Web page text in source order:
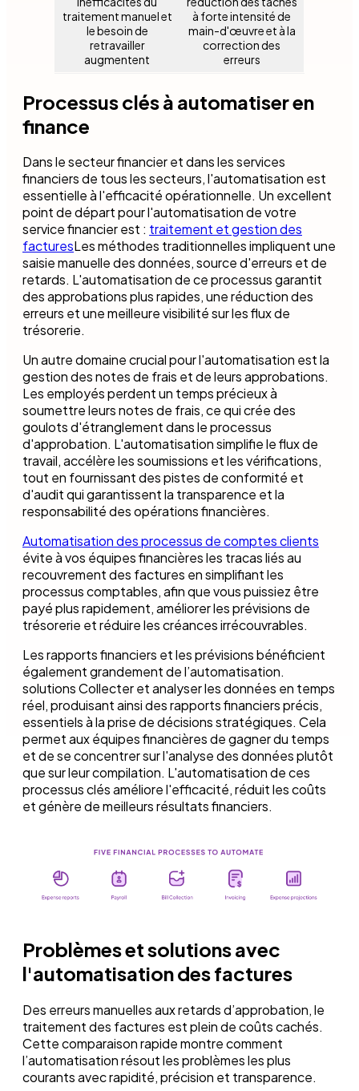
traitement manuel et
le besoin de
retravailler
augmentent
à forte intensité de
main-d'œuvre et à la
correction des
erreurs
Processus clés à automatiser en
finance
Dans le secteur financier et dans les services
financiers de tous les secteurs, l'automatisation est
essentielle à l'efficacité opérationnelle. Un excellent
point de départ pour l'automatisation de votre
service financier est : traitement et gestion des
facturesLes méthodes traditionnelles impliquent une
saisie manuelle des données, source d'erreurs et de
retards. L'automatisation de ce processus garantit
des approbations plus rapides, une réduction des
erreurs et une meilleure visibilité sur les flux de
trésorerie.
Un autre domaine crucial pour l'automatisation est la
gestion des notes de frais et de leurs approbations.
Les employés perdent un temps précieux à
soumettre leurs notes de frais, ce qui crée des
goulots d'étranglement dans le processus
d'approbation. L'automatisation simplifie le flux de
travail, accélère les soumissions et les vérifications,
tout en fournissant des pistes de conformité et
d'audit qui garantissent la transparence et la
responsabilité des opérations financières.
Automatisation des processus de comptes clients
évite à vos équipes financières les tracas liés au
recouvrement des factures en simplifiant les
processus comptables, afin que vous puissiez être
payé plus rapidement, améliorer les prévisions de
trésorerie et réduire les créances irrécouvrables.
Les rapports financiers et les prévisions bénéficient
également grandement de l’automatisation.
solutions Collecter et analyser les données en temps
réel, produisant ainsi des rapports financiers précis,
essentiels à la prise de décisions stratégiques. Cela
permet aux équipes financières de gagner du temps
et de se concentrer sur l'analyse des données plutôt
que sur leur compilation. L'automatisation de ces
processus clés améliore l'efficacité, réduit les coûts
et génère de meilleurs résultats financiers.
Problèmes et solutions avec
l'automatisation des factures
Des erreurs manuelles aux retards d’approbation, le
traitement des factures est plein de coûts cachés.
Cette comparaison rapide montre comment
l’automatisation résout les problèmes les plus
courants avec rapidité, précision et transparence.